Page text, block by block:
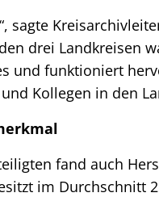
sagte
drei Landkreisen
und funktioniert
Kollegen in den
fand auch
im Durchschnitt